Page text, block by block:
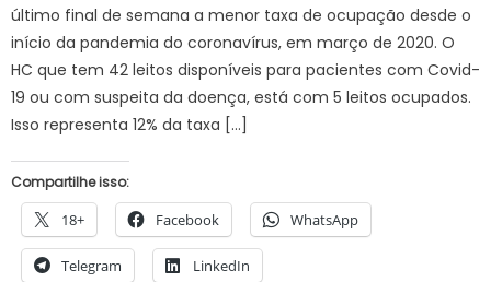
último final de semana a menor taxa de ocupação desde o
início da pandemia do coronavírus, em março de 2020. O
HC que tem 42 leitos disponíveis para pacientes com Covid-
19 ou com suspeita da doença, está com 5 leitos ocupados.
Isso representa 12% da taxa […]
Compartilhe isso:
18+ Facebook WhatsApp
Telegram LinkedIn